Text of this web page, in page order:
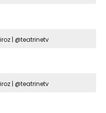
| @teatrinetv
| @teatrinetv